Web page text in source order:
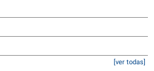
[ver todas]